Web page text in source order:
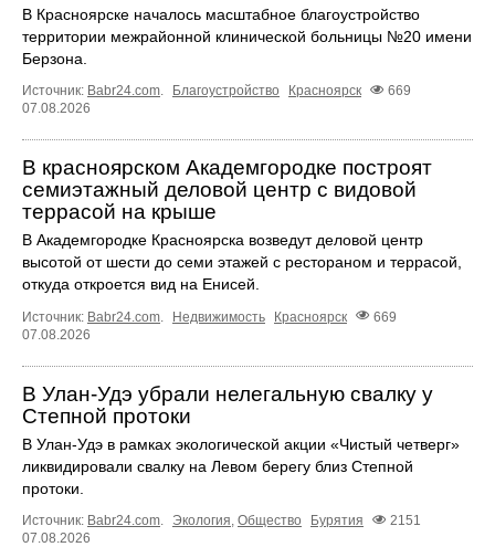
В Красноярске началось масштабное благоустройство
территории межрайонной клинической больницы №20 имени
Берзона.
Источник: Babr24.com. Благоустройство Красноярск
669
07.08.2026
В красноярском Академгородке построят
семиэтажный деловой центр с видовой
террасой на крыше
В Академгородке Красноярска возведут деловой центр
высотой от шести до семи этажей с рестораном и террасой,
откуда откроется вид на Енисей.
Источник: Babr24.com Недвижимость Красноярск
669
07.08.2026
В Улан-Удэ убрали нелегальную свалку у
Степной протоки
В Улан-Удэ в рамках экологической акции «Чистый четверг»
ликвидировали свалку на Левом берегу близ Степной
протоки.
Источник: Babr24.com Экология Общество Бурятия
2151
07.08.2026